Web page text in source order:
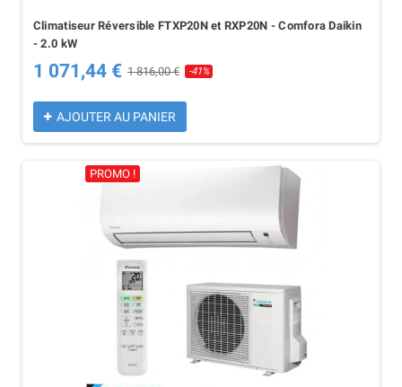
Climatiseur Réversible FTXP20N et RXP20N - Comfora Daikin
- 2.0 kW
1 071,44 € 1 816,00 € -41%
AJOUTER AU PANIER
PROMO !